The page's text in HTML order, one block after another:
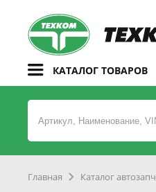
КАТАЛОГ ТОВАРОВ
Главная Каталог